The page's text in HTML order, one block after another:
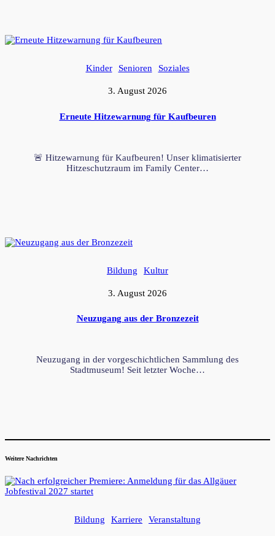
Kinder Senioren Soziales
3. August 2026
Erneute Hitzewarnung für Kaufbeuren
🚨 Hitzewarnung für Kaufbeuren! Unser klimatisierter
Hitzeschutzraum im Family Center…
Bildung Kultur
3. August 2026
Neuzugang aus der Bronzezeit
Neuzugang in der vorgeschichtlichen Sammlung des
Stadtmuseum! Seit letzter Woche…
Weitere Nachrichten
Bildung Karriere Veranstaltung